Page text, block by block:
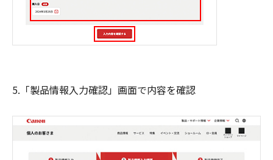
5.「製品情報入力確認」画面で内容を確認